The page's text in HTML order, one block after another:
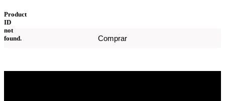
Product
ID
not
found.
Comprar